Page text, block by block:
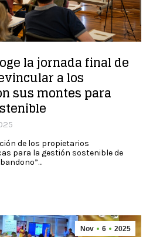
la jornada final de
a los
sus montes para
de los propietarios
para la gestión sostenible de
Nov 6 2025